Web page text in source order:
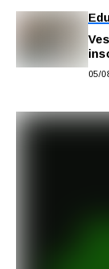
05/